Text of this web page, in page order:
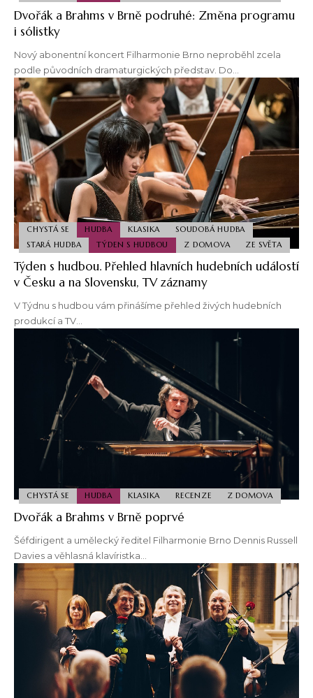
Dvořák a Brahms v Brně podruhé: Změna programu
i sólistky
Nový abonentní koncert Filharmonie Brno neproběhl zcela
podle původních dramaturgických představ. Do…
CHYSTÁ SE HUDBA KLASIKA
SOUDOBÁ HUDBA
STARÁ HUDBA
TÝDEN S HUDBOU Z DOMOVA ZE SVĚTA
Týden s hudbou. Přehled hlavních hudebních událostí
v Česku a na Slovensku, TV záznamy
V Týdnu s hudbou vám přinášíme přehled živých hudebních
produkcí a TV…
CHYSTÁ SE HUDBA KLASIKA RECENZE Z DOMOVA
Dvořák a Brahms v Brně poprvé
Šéfdirigent a umělecký ředitel Filharmonie Brno Dennis Russell
Davies a věhlasná klavíristka…